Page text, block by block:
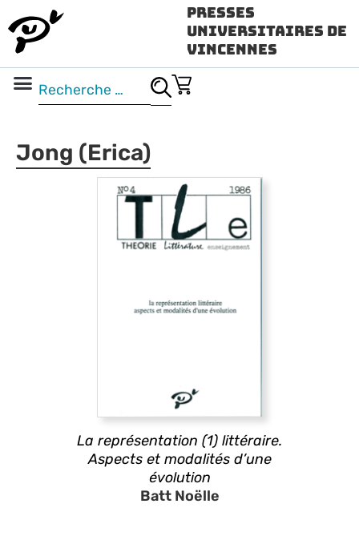
Presses
Universitaires de
Vincennes
Jong (Erica)
La représentation (1) littéraire.
Aspects et modalités d’une
évolution
Batt Noëlle